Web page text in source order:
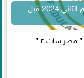
التعليم تشدد على الانتهاء من مناهج الترم الثاني 2024 قبل
مصر سات ٢ ”